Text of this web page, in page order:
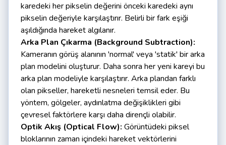
karedeki her pikselin değerini önceki karedeki aynı
pikselin değeriyle karşılaştırır. Belirli bir fark eşiği
aşıldığında hareket algılanır.
Arka Plan Çıkarma (Background Subtraction):
Kameranın görüş alanının 'normal' veya 'statik' bir arka
plan modelini oluşturur. Daha sonra her yeni kareyi bu
arka plan modeliyle karşılaştırır. Arka plandan farklı
olan pikseller, hareketli nesneleri temsil eder. Bu
yöntem, gölgeler, aydınlatma değişiklikleri gibi
çevresel faktörlere karşı daha dirençli olabilir.
Optik Akış (Optical Flow): Görüntüdeki piksel
bloklarının zaman içindeki hareket vektörlerini